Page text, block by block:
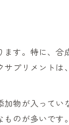
サプリを選ぶ基
いを解説
す。特に、
プリメント
物が入ってい
のが多いで